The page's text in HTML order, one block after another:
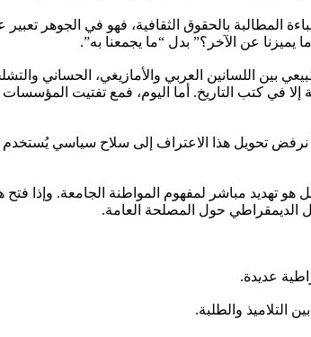
بالحقوق الثقافية، فهو في الجوهر
عن الآخر؟” بدل “ما يجمعنا به”.
اللسانين العربي والأمازيغي، الحساني
إلا في كتب التاريخ. أما اليوم، فمع تفتيت
نرفض تحويل هذا الاعتراف إلى سلاح سياسي
مباشر لمفهوم المواطنة الجامعة. وإذا فتح
الديمقراطي حول المصلحة العامة.